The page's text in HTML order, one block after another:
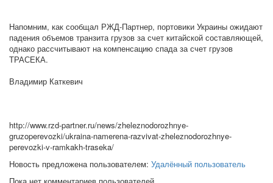
Напомним, как сообщал РЖД-Партнер, портовики Украины ожидают
падения объемов транзита грузов за счет китайской составляющей,
однако рассчитывают на компенсацию спада за счет грузов
ТРАСЕКА.
Владимир Каткевич
http://www.rzd-partner.ru/news/zheleznodorozhnye-
gruzoperevozki/ukraina-namerena-razvivat-zheleznodorozhnye-
perevozki-v-ramkakh-traseka/
Новость предложена пользователем: Удалённый пользователь